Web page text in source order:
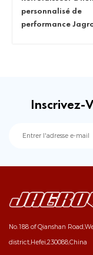
personnalisé de
performance
Inscrivez-
No.188 of Qianshan
district,Hefei,230088,China